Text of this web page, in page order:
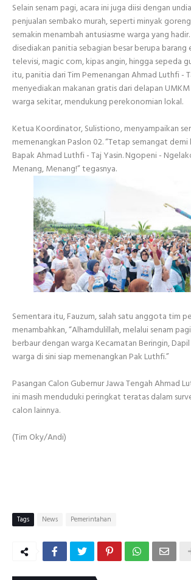
Selain senam pagi, acara ini juga diisi dengan
penjualan sembako murah, seperti minyak
semakin menambah antusiasme warga yang
disediakan panitia sebagian besar berupa
televisi, magic com, kipas angin, hingga sepeda
itu, panitia dari Tim Pemenangan Ahmad Luthfi -
menyediakan makanan gratis dari delapan
warga sekitar, mendukung perekonomian lokal.
Ketua Koordinator, Sulistiono, menyampaikan
memenangkan Paslon 02. “Tetap semangat
Bapak Ahmad Luthfi - Taj Yasin. Ngopeni -
Menang, Menang!” tegasnya.
Sementara itu, Fauzum, salah satu anggota tim
menambahkan, “Alhamdulillah, melalui senam
berbaur dengan warga Kecamatan Beringin, Dapil
warga di sini siap memenangkan Pak Luthfi.”
Pasangan Calon Gubernur Jawa Tengah Ahmad
ini masih menduduki peringkat teratas dalam
calon lainnya.
(Tim Oky/Andi)
Tags News Pemerintahan